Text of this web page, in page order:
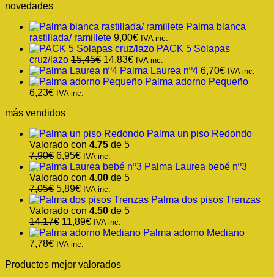
novedades
Palma blanca
rastillada/ ramillete 9,00€ IVA inc.
PACK 5 Solapas
cruz/lazo 15,45€ El
precio
original
14,83€El
precio
actual
IVA inc.
Palma Laurea nº4 6,70€ IVA inc.
Palma adorno Pequeño
6,23€ IVA inc.
más vendidos
Palma un piso Redondo
Valorado con 4.75 de 5
7,90€ El
precio
original
era:
7,90€.
6,95€El
precio
actual
es:
6,95€.
IVA inc.
Palma Laurea bebé nº3
Valorado con 4.00 de 5
7,05€ El
precio
original
era:
7,05€.
5,89€El
precio
actual
es:
5,89€.
IVA inc.
Palma dos pisos Trenzas
Valorado con 4.50 de 5
14,17€ El
precio
original
14,17€.
11,89€El
precio
11,89€.
IVA inc.
Palma adorno Mediano
7,78€ IVA inc.
Productos mejor valorados